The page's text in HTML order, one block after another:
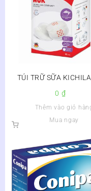
TÚI TRỮ SỮA
100ML
0 ₫
Thêm vào giỏ
Mua ngay